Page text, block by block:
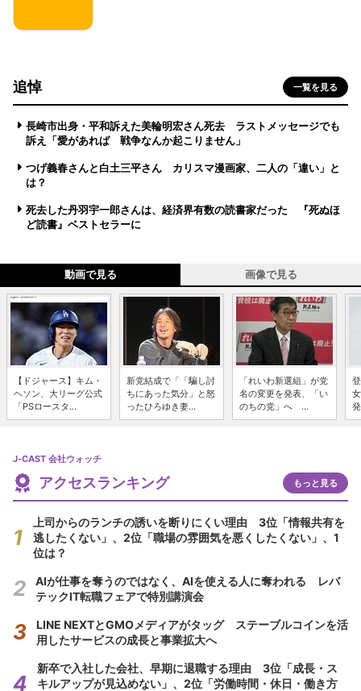
追悼 一覧を見る
長崎市出身・平和訴えた美輪明宏さん死去 ラストメッセージでも
訴え「愛があれば 戦争なんか起こりません」
つげ義春さんと白土三平さん カリスマ漫画家、二人の「違い」と
は？
死去した丹羽宇一郎さんは、経済界有数の読書家だった 『死ぬほ
ど読書』ベストセラーに
動画で見る 画像で見る
【ドジャース】キム・
ヘソン、大リーグ公式
「PSロースタ...
新党結成で「「騙し討
ちにあった気分」と怒
ったひろゆき妻...
「れいわ新選組」が党
名の変更を発表、「い
のちの党」へ ...
J-CAST 会社ウォッチ
アクセスランキング もっと見る
上司からのランチの誘いを断りにくい理由 3位「情報共有を
逃したくない」、2位「職場の雰囲気を悪くしたくない」、1
位は？
AIが仕事を奪うのではなく、AIを使える人に奪われる レバ
テックIT転職フェアで特別講演会
LINE NEXTとGMOメディアがタッグ ステーブルコインを活
用したサービスの成長と事業拡大へ
新卒で入社した会社、早期に退職する理由 3位「成長・ス
キルアップが見込めない」、2位「労働時間・休日・働き方